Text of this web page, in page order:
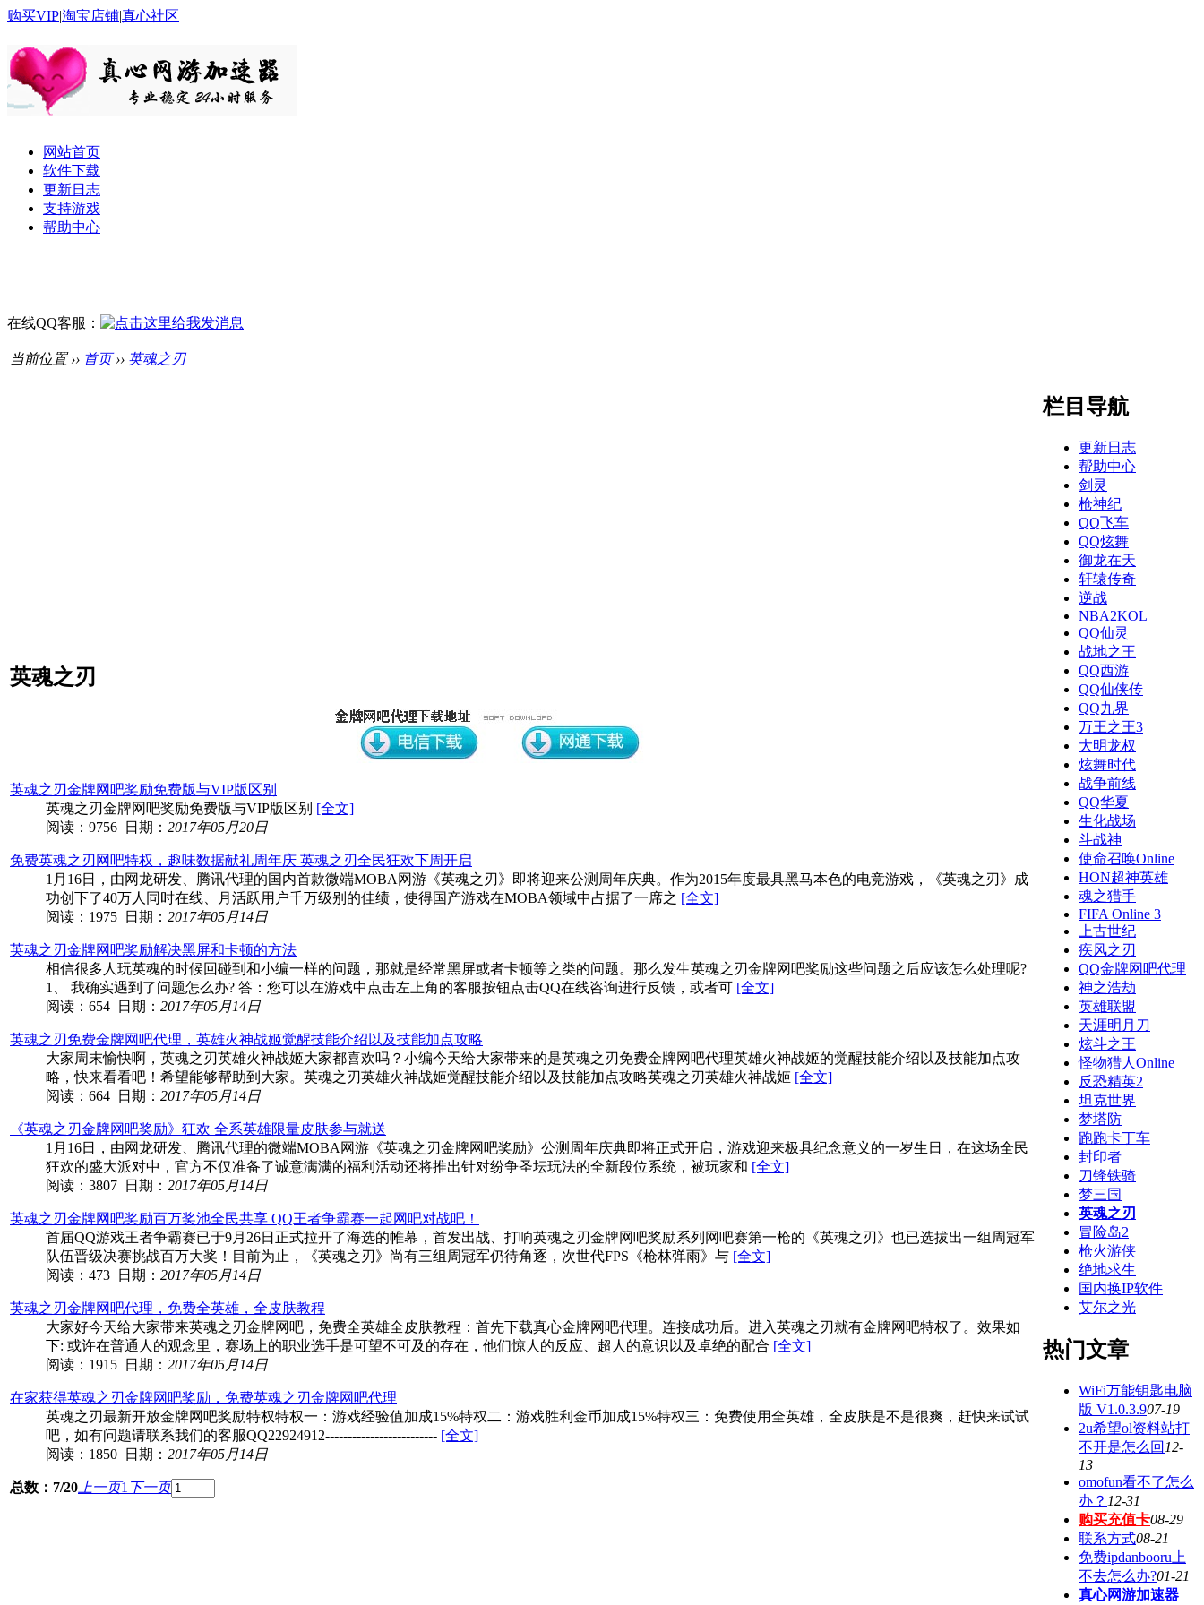
购买VIP|淘宝店铺|真心社区
网站首页
软件下载
更新日志
支持游戏
帮助中心
在线QQ客服：
当前位置 ›› 首页›› 英魂之刃
英魂之刃
英魂之刃金牌网吧奖励免费版与VIP版区别
英魂之刃金牌网吧奖励免费版与VIP版区别 [全文]
阅读：9756 日期： 2017年05月20日
免费英魂之刃网吧特权，趣味数据献礼周年庆 英魂之刃全民狂欢下周开启
1月16日，由网龙研发、腾讯代理的国内首款微端MOBA网游《英魂之刃》即将迎来公测周年庆典。作为2015年度最具黑马本色的电竞游戏，《英魂之刃》成
功创下了40万人同时在线、月活跃用户千万级别的佳绩，使得国产游戏在MOBA领域中占据了一席之 [全文]
阅读：1975 日期： 2017年05月14日
英魂之刃金牌网吧奖励解决黑屏和卡顿的方法
相信很多人玩英魂的时候回碰到和小编一样的问题，那就是经常黑屏或者卡顿等之类的问题。那么发生英魂之刃金牌网吧奖励这些问题之后应该怎么处理呢?
1、 我确实遇到了问题怎么办? 答：您可以在游戏中点击左上角的客服按钮点击QQ在线咨询进行反馈，或者可 [全文]
阅读：654 日期： 2017年05月14日
英魂之刃免费金牌网吧代理，英雄火神战姬觉醒技能介绍以及技能加点攻略
大家周末愉快啊，英魂之刃英雄火神战姬大家都喜欢吗？小编今天给大家带来的是英魂之刃免费金牌网吧代理英雄火神战姬的觉醒技能介绍以及技能加点攻
略，快来看看吧！希望能够帮助到大家。英魂之刃英雄火神战姬觉醒技能介绍以及技能加点攻略英魂之刃英雄火神战姬 [全文]
阅读：664 日期： 2017年05月14日
《英魂之刃金牌网吧奖励》狂欢 全系英雄限量皮肤参与就送
1月16日，由网龙研发、腾讯代理的微端MOBA网游《英魂之刃金牌网吧奖励》公测周年庆典即将正式开启，游戏迎来极具纪念意义的一岁生日，在这场全民
狂欢的盛大派对中，官方不仅准备了诚意满满的福利活动还将推出针对纷争圣坛玩法的全新段位系统，被玩家和 [全文]
阅读：3807 日期： 2017年05月14日
英魂之刃金牌网吧奖励百万奖池全民共享 QQ王者争霸赛一起网吧对战吧！
首届QQ游戏王者争霸赛已于9月26日正式拉开了海选的帷幕，首发出战、打响英魂之刃金牌网吧奖励系列网吧赛第一枪的《英魂之刃》也已选拔出一组周冠军
队伍晋级决赛挑战百万大奖！目前为止，《英魂之刃》尚有三组周冠军仍待角逐，次世代FPS《枪林弹雨》与 [全文]
阅读：473 日期： 2017年05月14日
英魂之刃金牌网吧代理，免费全英雄，全皮肤教程
大家好今天给大家带来英魂之刃金牌网吧，免费全英雄全皮肤教程：首先下载真心金牌网吧代理。连接成功后。进入英魂之刃就有金牌网吧特权了。效果如
下: 或许在普通人的观念里，赛场上的职业选手是可望不可及的存在，他们惊人的反应、超人的意识以及卓绝的配合 [全文]
阅读：1915 日期： 2017年05月14日
在家获得英魂之刃金牌网吧奖励，免费英魂之刃金牌网吧代理
英魂之刃最新开放金牌网吧奖励特权特权一：游戏经验值加成15%特权二：游戏胜利金币加成15%特权三：免费使用全英雄，全皮肤是不是很爽，赶快来试试
吧，如有问题请联系我们的客服QQ22924912------------------------- [全文]
阅读：1850 日期： 2017年05月14日
总数：7/20 上一页1 下一页
栏目导航
更新日志
帮助中心
剑灵
枪神纪
QQ飞车
QQ炫舞
御龙在天
轩辕传奇
逆战
NBA2KOL
QQ仙灵
战地之王
QQ西游
QQ仙侠传
QQ九界
万王之王3
大明龙权
炫舞时代
战争前线
QQ华夏
生化战场
斗战神
使命召唤Online
HON超神英雄
魂之猎手
FIFA Online 3
上古世纪
疾风之刃
QQ金牌网吧代理
神之浩劫
英雄联盟
天涯明月刀
炫斗之王
怪物猎人Online
反恐精英2
坦克世界
梦塔防
跑跑卡丁车
封印者
刀锋铁骑
梦三国
英魂之刃
冒险岛2
枪火游侠
绝地求生
国内换IP软件
艾尔之光
热门文章
WiFi万能钥匙电脑
版 V1.0.3.907-19
2u希望ol资料站打
不开是怎么回 12-
13
omofun看不了怎么
办？ 12-31
购买充值卡08-29
联系方式08-21
免费ipdanbooru上
不去怎么办?01-21
真心网游加速器